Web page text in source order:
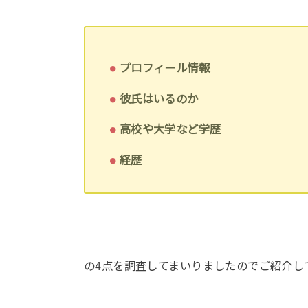
プロフィール情報
彼氏はいるのか
高校や大学など学歴
経歴
の4点を調査してまいりましたのでご紹介し